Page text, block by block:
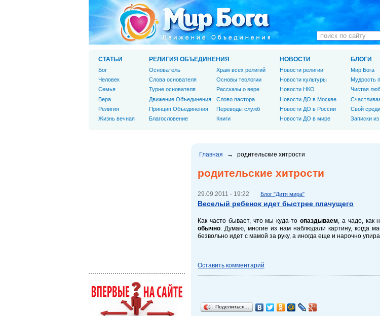
Главная → родительские хитрости
родительские хитрости
29.09.2011 - 19:22 Блог "Дитя мира"
Веселый ребенок идет быстрее плачущего
Как часто бывает, что мы куда-тоопаздываем, а чадо, как
обычно. Думаю, многие из нам наблюдали картину, когда
безвольно идет с мамой за руку, а иногда еще и нарочно
Оставить комментарий
Поделиться…
СТАТЬИ
Бог
Человек
Cемья
Вера
Религия
Жизнь вечная
РЕЛИГИЯ ОБЪЕДИНЕНИЯ
Основатель
Слова основателя
Турне основателя
Движение Объединения
Принцип Объединения
Благословение
Храм всех религий
Основы теологии
Рассказы о вере
Слово пастора
Переводы служб
Книги
НОВОСТИ
Новости религии
Новости культуры
Новости НКО
Новости ДО в Москве
Новости ДО в России
Новости ДО в мире
БЛОГИ
Мир Бога
Мудрость
Чистая
Свой
Записки